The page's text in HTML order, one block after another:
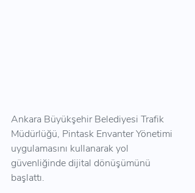
Ankara Büyükşehir Belediyesi Trafik
Müdürlüğü, Pintask Envanter Yönetimi
uygulamasını kullanarak yol
güvenliğinde dijital dönüşümünü
başlattı.